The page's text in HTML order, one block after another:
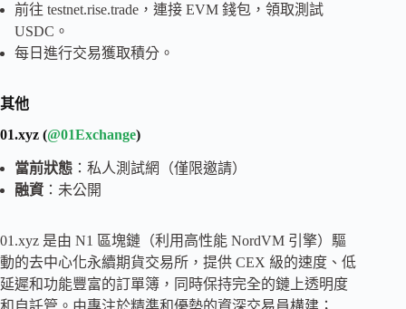
前往 testnet.rise.trade，連接 EVM 錢包，領取測試
USDC。
每日進行交易獲取積分。
其他
01.xyz (@01Exchange)
當前狀態 ：私人測試網（僅限邀請）
融資 ：未公開
01.xyz 是由 N1 區塊鏈（利用高性能 NordVM 引擎）驅
動的去中心化永續期貨交易所，提供 CEX 級的速度、低
延遲和功能豐富的訂單簿，同時保持完全的鏈上透明度